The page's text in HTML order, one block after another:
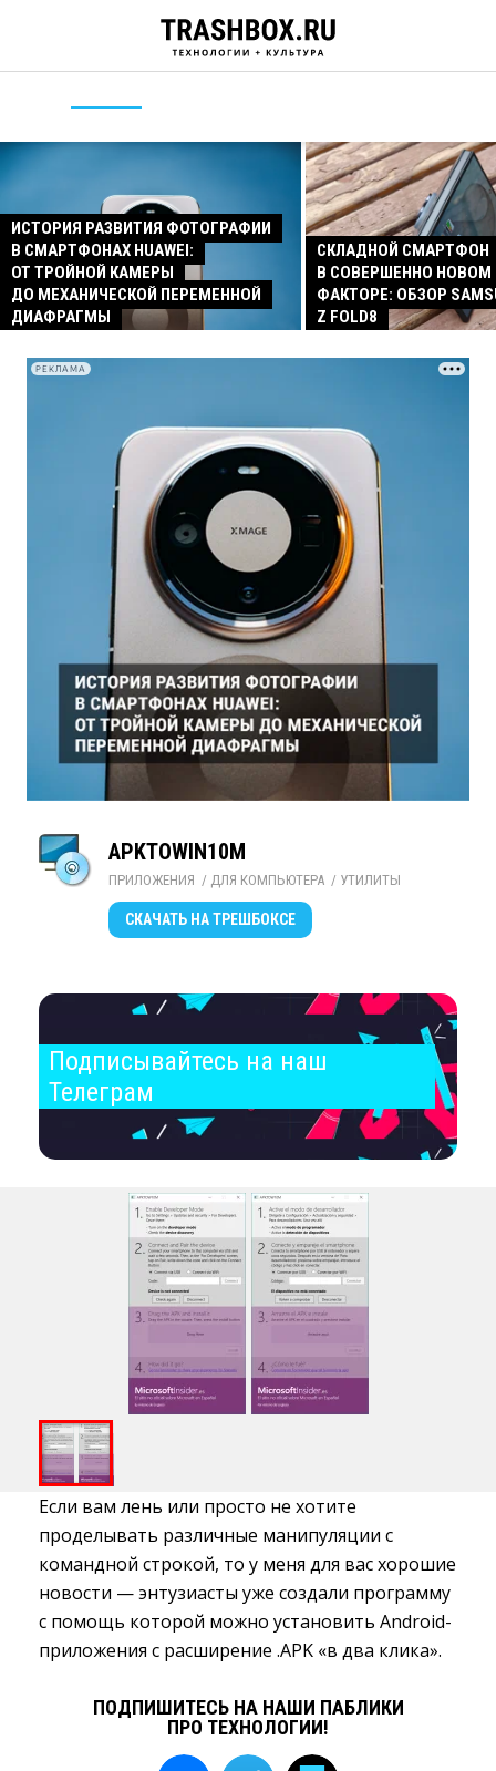
ИСТОРИЯ РАЗВИТИЯ ФОТОГРАФИИ
В СМАРТФОНАХ HUAWEI:
ОТ ТРОЙНОЙ КАМЕРЫ
ДО МЕХАНИЧЕСКОЙ ПЕРЕМЕННОЙ
ДИАФРАГМЫ
СКЛАДНОЙ СМАРТФОН
В СОВЕРШЕННО
ФАКТОРЕ: ОБЗОР
Z FOLD8
РЕКЛАМА
APKTOWIN10M
ПРИЛОЖЕНИЯ / ДЛЯ КОМПЬЮТЕРА / УТИЛИТЫ
СКАЧАТЬ НА ТРЕШБОКСЕ
Подписывайтесь на наш
Телеграм
Если вам лень или просто не хотите
проделывать различные манипуляции с
командной строкой, то у меня для вас хорошие
новости — энтузиасты уже создали программу
с помощь которой можно установить Android-
приложения с расширение .APK «в два клика».
ПОДПИШИТЕСЬ НА НАШИ ПАБЛИКИ
ПРО ТЕХНОЛОГИИ!